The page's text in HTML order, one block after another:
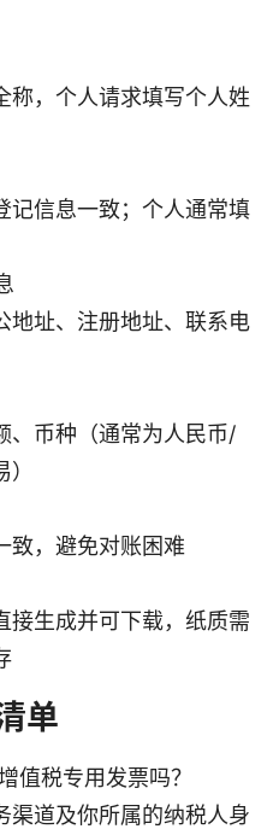
称，个人请求填写个人姓
记信息一致；个人通常填
地址、注册地址、联系电
、币种（通常为人民币/
致，避免对账困难
接生成并可下载，纸质需
单
值税专用发票吗？
渠道及你所属的纳税人身